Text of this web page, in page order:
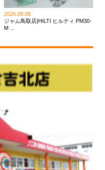
2026.08.08
ジャム鳥取店|HILTI ヒルティ PM30-
M ...